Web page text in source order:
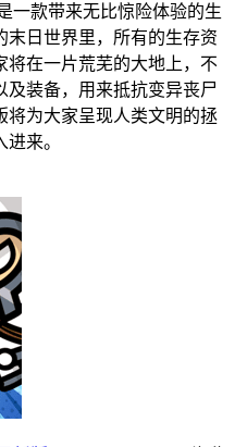
一款带来无比惊险体验的生
末日世界里，所有的生存资
将在一片荒芜的大地上，不
及装备，用来抵抗变异丧尸
将为大家呈现人类文明的拯
来。